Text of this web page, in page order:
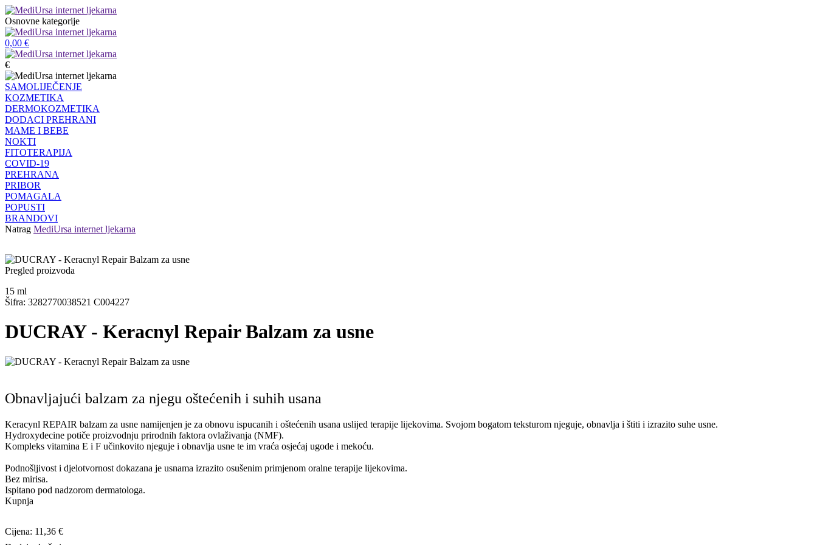
Osnovne kategorije
0,00 €
€
SAMOLIJEČENJE
KOZMETIKA
DERMOKOZMETIKA
DODACI PREHRANI
MAME I BEBE
NOKTI
FITOTERAPIJA
COVID-19
PREHRANA
PRIBOR
POMAGALA
POPUSTI
BRANDOVI
Natrag MediUrsa internet ljekarna
Pregled proizvoda
15 ml
Šifra: 3282770038521 C004227
DUCRAY - Keracnyl Repair Balzam za usne
Obnavljajući balzam za njegu oštećenih i suhih usana
Keracynl REPAIR balzam za usne namijenjen je za obnovu ispucanih i oštećenih usana uslijed terapije lijekovima. Svojom bogatom teksturom njeguje, obnavlja i štiti i izrazito suhe usne.
Hydroxydecine potiče proizvodnju prirodnih faktora ovlaživanja (NMF).
Kompleks vitamina E i F učinkovito njeguje i obnavlja usne te im vraća osjećaj ugode i mekoću.
Podnošljivost i djelotvornost dokazana je usnama izrazito osušenim primjenom oralne terapije lijekovima.
Bez mirisa.
Ispitano pod nadzorom dermatologa.
Kupnja
Cijena: 11,36 €